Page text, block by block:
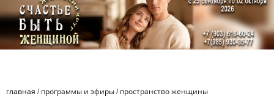
главная / программы и эфиры / пространство женщины